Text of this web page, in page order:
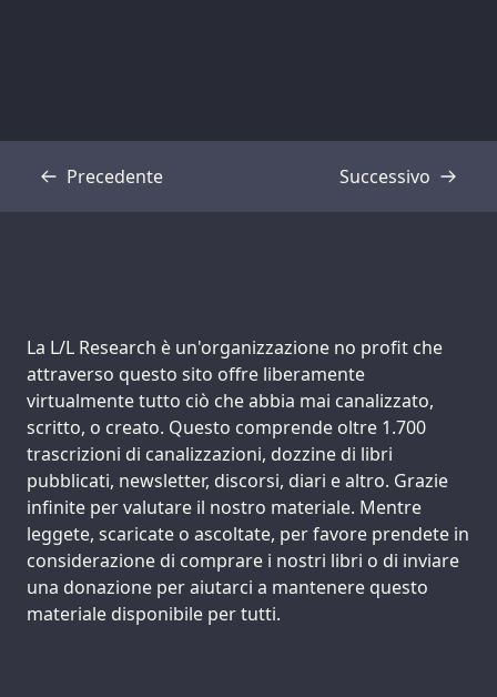
Precedente
Trascrizione Successivo
Trascrizione
Support us:
La L/L Research è un'organizzazione no profit che
attraverso questo sito offre liberamente
virtualmente tutto ciò che abbia mai canalizzato,
scritto, o creato. Questo comprende oltre 1.700
trascrizioni di canalizzazioni, dozzine di libri
pubblicati, newsletter, discorsi, diari e altro. Grazie
infinite per valutare il nostro materiale. Mentre
leggete, scaricate o ascoltate, per favore prendete in
considerazione di comprare i nostri libri o di inviare
una donazione per aiutarci a mantenere questo
materiale disponibile per tutti.